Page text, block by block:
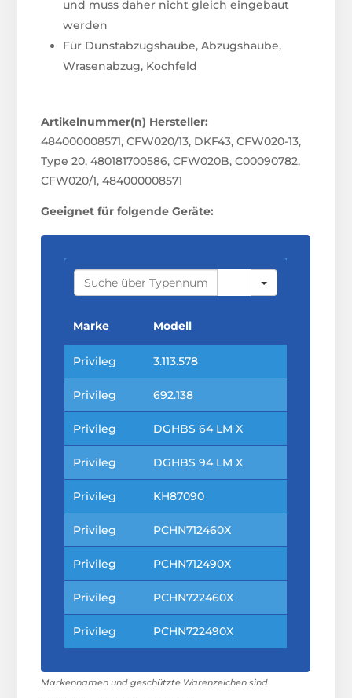
und muss daher nicht gleich eingebaut
werden
Für Dunstabzugshaube, Abzugshaube,
Wrasenabzug, Kochfeld
Artikelnummer(n) Hersteller:
484000008571, CFW020/13, DKF43, CFW020-13,
Type 20, 480181700586, CFW020B, C00090782,
CFW020/1, 484000008571
Geeignet für folgende Geräte:
S
A
C
H
Marke Modell
Privileg 3.113.578
Privileg 692.138
Privileg DGHBS 64 LM X
Privileg DGHBS 94 LM X
Privileg KH87090
Privileg PCHN712460X
Privileg PCHN712490X
Privileg PCHN722460X
Privileg PCHN722490X
Markennamen und geschützte Warenzeichen sind